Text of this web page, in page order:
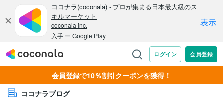
会員登録で10％割引クーポンを獲得！
ココナラブログ